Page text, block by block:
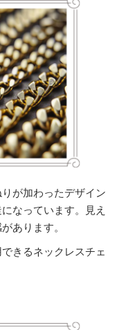
が加わったデザイン
なっています。見え
あります。
きるネックレスチェ